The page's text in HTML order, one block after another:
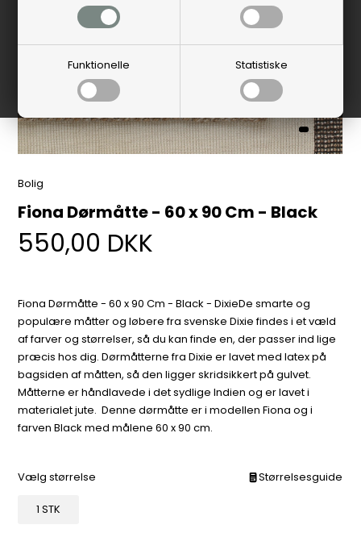
Funktionelle Statistiske
Bolig
Fiona Dørmåtte - 60 x 90 Cm - Black
550,00 DKK
Fiona Dørmåtte - 60 x 90 Cm - Black - DixieDe smarte og
populære måtter og løbere fra svenske Dixie findes i et væld
af farver og størrelser, så du kan finde en, der passer ind lige
præcis hos dig. Dørmåtterne fra Dixie er lavet med latex på
bagsiden af måtten, så den ligger skridsikkert på gulvet.
Måtterne er håndlavede i det sydlige Indien og er lavet i
materialet jute. Denne dørmåtte er i modellen Fiona og i
farven Black med målene 60 x 90 cm.
Vælg størrelse Størrelsesguide
1 STK